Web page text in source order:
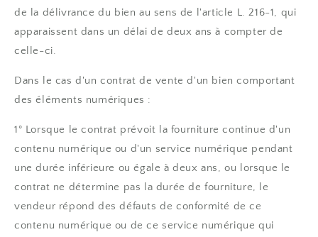
de la délivrance du bien au sens de l'article L. 216-1, qui
apparaissent dans un délai de deux ans à compter de
celle-ci.
Dans le cas d'un contrat de vente d'un bien comportant
des éléments numériques :
1° Lorsque le contrat prévoit la fourniture continue d'un
contenu numérique ou d'un service numérique pendant
une durée inférieure ou égale à deux ans, ou lorsque le
contrat ne détermine pas la durée de fourniture, le
vendeur répond des défauts de conformité de ce
contenu numérique ou de ce service numérique qui